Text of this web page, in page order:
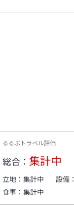
るるぶトラベル評価
総合： 集計中
立地：集計中 設備
食事：集計中